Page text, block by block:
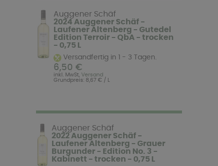
Auggener Schäf
2024 Auggener Schäf -
Laufener Altenberg - Gutedel
Edition Terroir - QbA - trocken
- 0,75 L
Versandfertig in 1 - 3 Tagen.
6,50 €
inkl. MwSt, Versand
Grundpreis: 8,67 € / L
Auggener Schäf
2022 Auggener Schäf -
Laufener Altenberg - Grauer
Burgunder - Edition No. 3 -
Kabinett - trocken - 0,75 L